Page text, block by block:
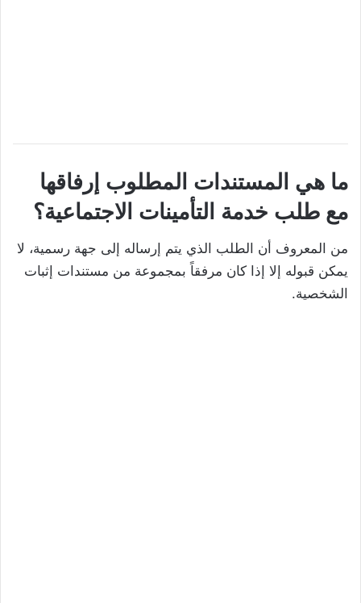
ما هي المستندات المطلوب إرفاقها
مع طلب خدمة التأمينات الاجتماعية؟
من المعروف أن الطلب الذي يتم إرساله إلى جهة رسمية، لا
يمكن قبوله إلا إذا كان مرفقاً بمجموعة من مستندات إثبات
الشخصية.